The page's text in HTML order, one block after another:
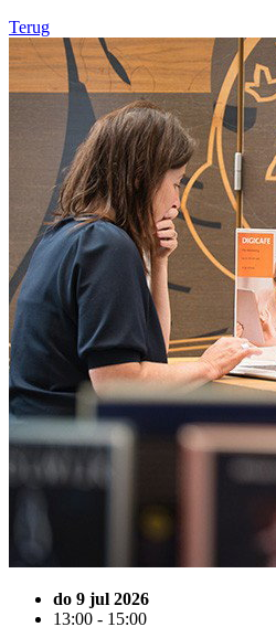
Terug
do 9 jul 2026
13:00 - 15:00